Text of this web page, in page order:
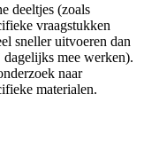
deeltjes (zoals
vraagstukken
sneller uitvoeren dan
mee werken).
naar
materialen.